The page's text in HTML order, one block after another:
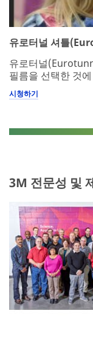
유로터널 셔틀
유로터널
필름을 선택한 것
시청하기
3M 전문성 및